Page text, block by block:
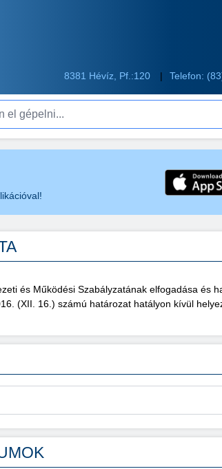
8381 Hévíz, Pf.:120
Telefon:
és Működési Szabályzatának elfogadása és
(XII. 16.) számú határozat hatályon kívül